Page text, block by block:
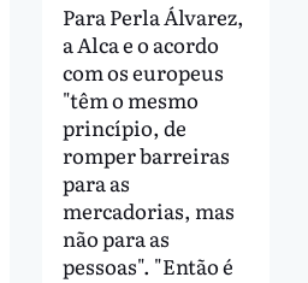
Para Perla Álvarez,
a Alca e o acordo
com os europeus
"têm o mesmo
princípio, de
romper barreiras
para as
mercadorias, mas
não para as
pessoas". "Então é